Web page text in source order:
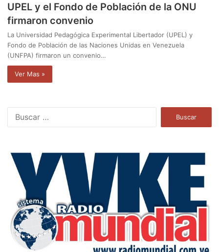
UPEL y el Fondo de Población de la ONU
firmaron convenio
La Universidad Pedagógica Experimental Libertador (UPEL) y
Fondo de Población de las Naciones Unidas en Venezuela
(UNFPA) firmaron un convenio…
Ver Mas »
a